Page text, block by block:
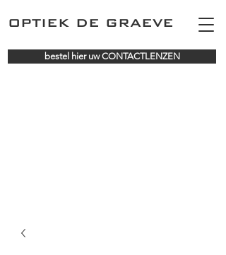
OPTIEK DE GRAEVE
bestel hier uw CONTACTLENZEN